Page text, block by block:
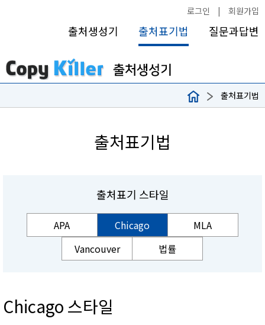
로그인 | 회원가입
출처생성기 출처표기법 질문과답변
출처표기법
출처표기법
출처표기 스타일
APA Chicago
MLA
Vancouver
법률
Chicago 스타일